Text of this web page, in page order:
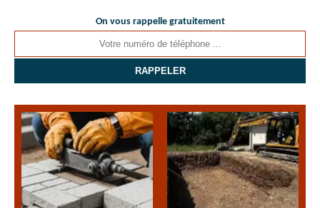
On vous rappelle gratuitement